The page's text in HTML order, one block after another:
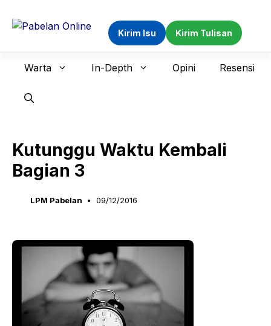
Kirim Isu Kirim Tulisan
Warta In-Depth Opini Resensi
Kutunggu Waktu Kembali
Bagian 3
LPM Pabelan 09/12/2016